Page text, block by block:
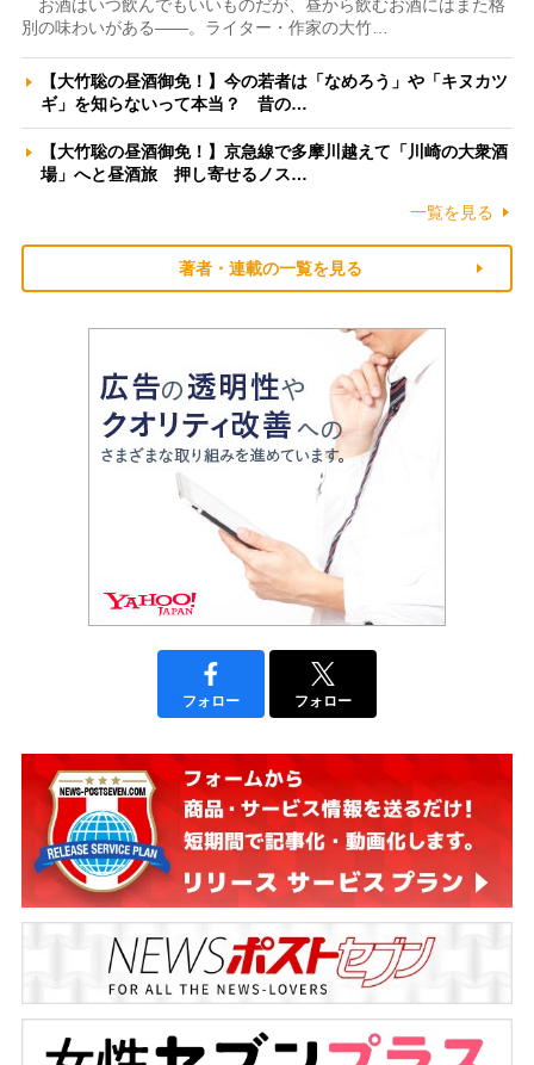
お酒はいつ飲んでもいいものだが、昼から飲むお酒にはまた格
別の味わいがある――。ライター・作家の大竹…
【大竹聡の昼酒御免！】今の若者は「なめろう」や「キヌカツ
ギ」を知らないって本当？ 昔の…
【大竹聡の昼酒御免！】京急線で多摩川越えて「川崎の大衆酒
場」へと昼酒旅 押し寄せるノス…
一覧を見る
著者・連載の一覧を見る
フォロー フォロー